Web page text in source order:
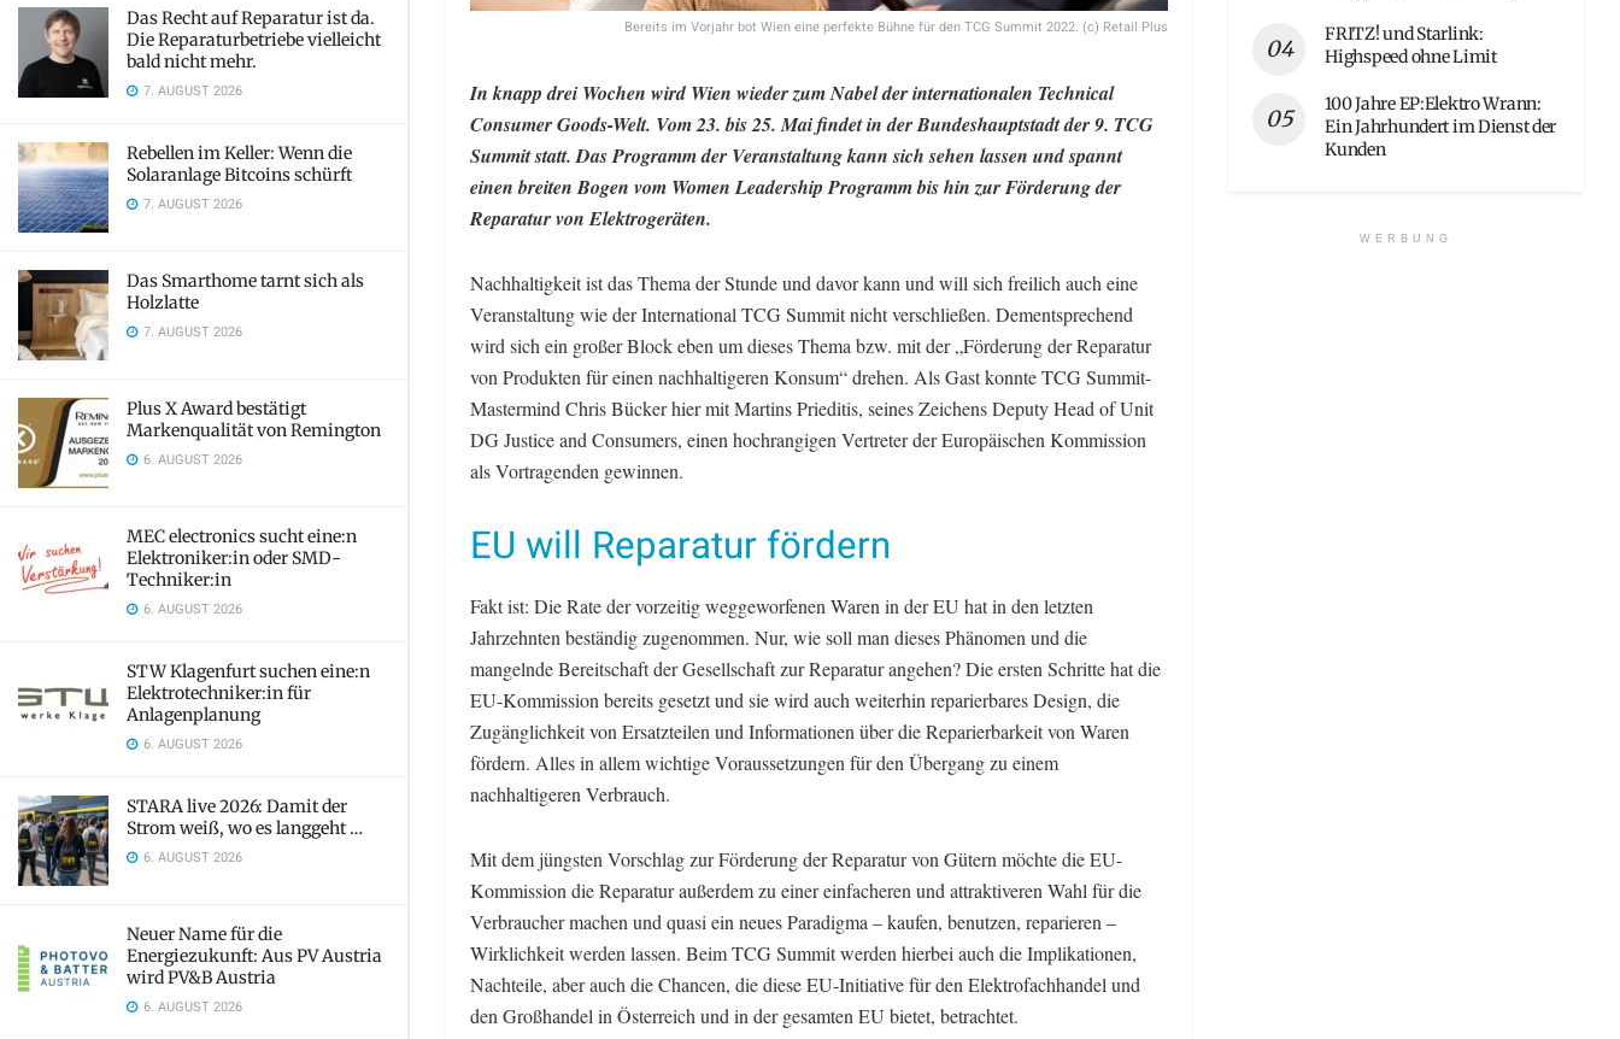
Das Recht auf Reparatur ist da.
Die Reparaturbetriebe vielleicht
bald nicht mehr.
7. AUGUST 2026
Rebellen im Keller: Wenn die
Solaranlage Bitcoins schürft
7. AUGUST 2026
Das Smarthome tarnt sich als
Holzlatte
7. AUGUST 2026
Plus X Award bestätigt
Markenqualität von Remington
6. AUGUST 2026
MEC electronics sucht eine:n
Elektroniker:in oder SMD-
Techniker:in
6. AUGUST 2026
STW Klagenfurt suchen eine:n
Elektrotechniker:in für
Anlagenplanung
6. AUGUST 2026
STARA live 2026: Damit der
Strom weiß, wo es langgeht …
6. AUGUST 2026
Neuer Name für die
Energiezukunft: Aus PV Austria
wird PV&B Austria
6. AUGUST 2026
Bereits im Vorjahr bot Wien eine perfekte Bühne für den TCG Summit 2022. (c) Retail Plus
In knapp drei Wochen wird Wien wieder zum Nabel der internationalen Technical
Consumer Goods-Welt. Vom 23. bis 25. Mai findet in der Bundeshauptstadt der 9. TCG
Summit statt. Das Programm der Veranstaltung kann sich sehen lassen und spannt
einen breiten Bogen vom Women Leadership Programm bis hin zur Förderung der
Reparatur von Elektrogeräten.
Nachhaltigkeit ist das Thema der Stunde und davor kann und will sich freilich auch eine
Veranstaltung wie der International TCG Summit nicht verschließen. Dementsprechend
wird sich ein großer Block eben um dieses Thema bzw. mit der „Förderung der Reparatur
von Produkten für einen nachhaltigeren Konsum“ drehen. Als Gast konnte TCG Summit-
Mastermind Chris Bücker hier mit Martins Prieditis, seines Zeichens Deputy Head of Unit
DG Justice and Consumers, einen hochrangigen Vertreter der Europäischen Kommission
als Vortragenden gewinnen.
EU will Reparatur fördern
Fakt ist: Die Rate der vorzeitig weggeworfenen Waren in der EU hat in den letzten
Jahrzehnten beständig zugenommen. Nur, wie soll man dieses Phänomen und die
mangelnde Bereitschaft der Gesellschaft zur Reparatur angehen? Die ersten Schritte hat die
EU-Kommission bereits gesetzt und sie wird auch weiterhin reparierbares Design, die
Zugänglichkeit von Ersatzteilen und Informationen über die Reparierbarkeit von Waren
fördern. Alles in allem wichtige Voraussetzungen für den Übergang zu einem
nachhaltigeren Verbrauch.
Mit dem jüngsten Vorschlag zur Förderung der Reparatur von Gütern möchte die EU-
Kommission die Reparatur außerdem zu einer einfacheren und attraktiveren Wahl für die
Verbraucher machen und quasi ein neues Paradigma – kaufen, benutzen, reparieren –
Wirklichkeit werden lassen. Beim TCG Summit werden hierbei auch die Implikationen,
Nachteile, aber auch die Chancen, die diese EU-Initiative für den Elektrofachhandel und
den Großhandel in Österreich und in der gesamten EU bietet, betrachtet.
FRITZ! und Starlink:
Highspeed ohne Limit
100 Jahre EP:Elektro Wrann:
Ein Jahrhundert im Dienst der
Kunden
WERBUNG